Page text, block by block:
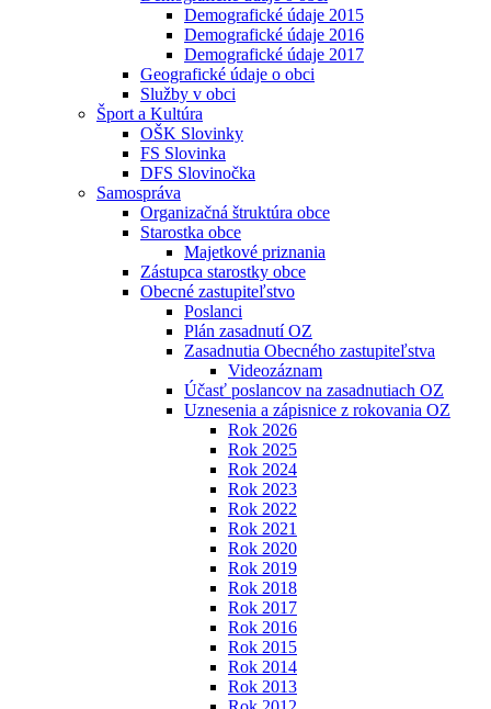
Demografické údaje 2015
Demografické údaje 2016
Demografické údaje 2017
Geografické údaje o obci
Služby v obci
Šport a Kultúra
OŠK Slovinky
FS Slovinka
DFS Slovinočka
Samospráva
Organizačná štruktúra obce
Starostka obce
Majetkové priznania
Zástupca starostky obce
Obecné zastupiteľstvo
Poslanci
Plán zasadnutí OZ
Zasadnutia Obecného zastupiteľstva
Videozáznam
Účasť poslancov na zasadnutiach OZ
Uznesenia a zápisnice z rokovania OZ
Rok 2026
Rok 2025
Rok 2024
Rok 2023
Rok 2022
Rok 2021
Rok 2020
Rok 2019
Rok 2018
Rok 2017
Rok 2016
Rok 2015
Rok 2014
Rok 2013